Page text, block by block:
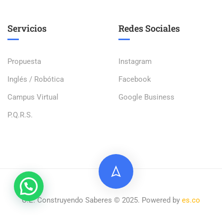
Servicios
Propuesta
Inglés / Robótica
Campus Virtual
P.Q.R.S.
Redes Sociales
Instagram
Facebook
Google Business
C.E. Construyendo Saberes © 2025. Powered by es.co